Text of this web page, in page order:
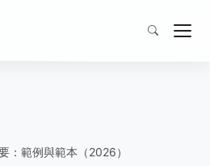
：範例與範本（2026）